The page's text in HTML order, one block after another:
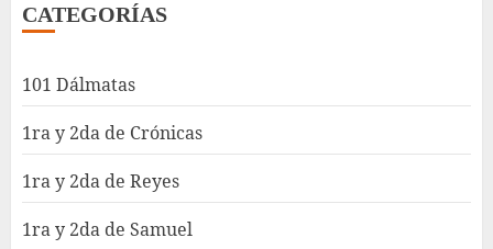
CATEGORÍAS
101 Dálmatas
1ra y 2da de Crónicas
1ra y 2da de Reyes
1ra y 2da de Samuel